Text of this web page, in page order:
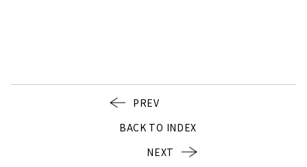
PREV
BACK TO INDEX
NEXT